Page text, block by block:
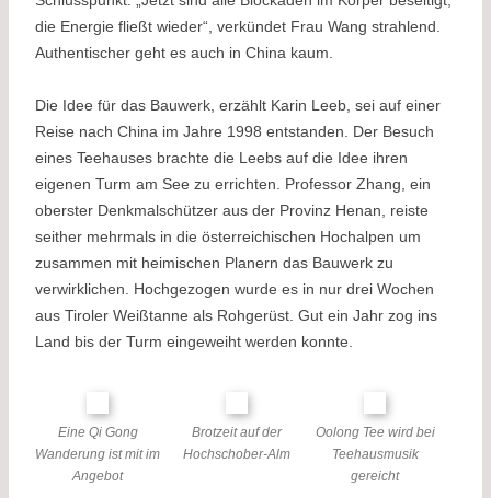
die Energie fließt wieder“, verkündet Frau Wang strahlend.
Authentischer geht es auch in China kaum.
Die Idee für das Bauwerk, erzählt Karin Leeb, sei auf einer
Reise nach China im Jahre 1998 entstanden. Der Besuch
eines Teehauses brachte die Leebs auf die Idee ihren
eigenen Turm am See zu errichten. Professor Zhang, ein
oberster Denkmalschützer aus der Provinz Henan, reiste
seither mehrmals in die österreichischen Hochalpen um
zusammen mit heimischen Planern das Bauwerk zu
verwirklichen. Hochgezogen wurde es in nur drei Wochen
aus Tiroler Weißtanne als Rohgerüst. Gut ein Jahr zog ins
Land bis der Turm eingeweiht werden konnte.
Eine Qi Gong
Wanderung ist mit im
Angebot
Brotzeit auf der
Hochschober-Alm
Oolong Tee wird bei
Teehausmusik
gereicht